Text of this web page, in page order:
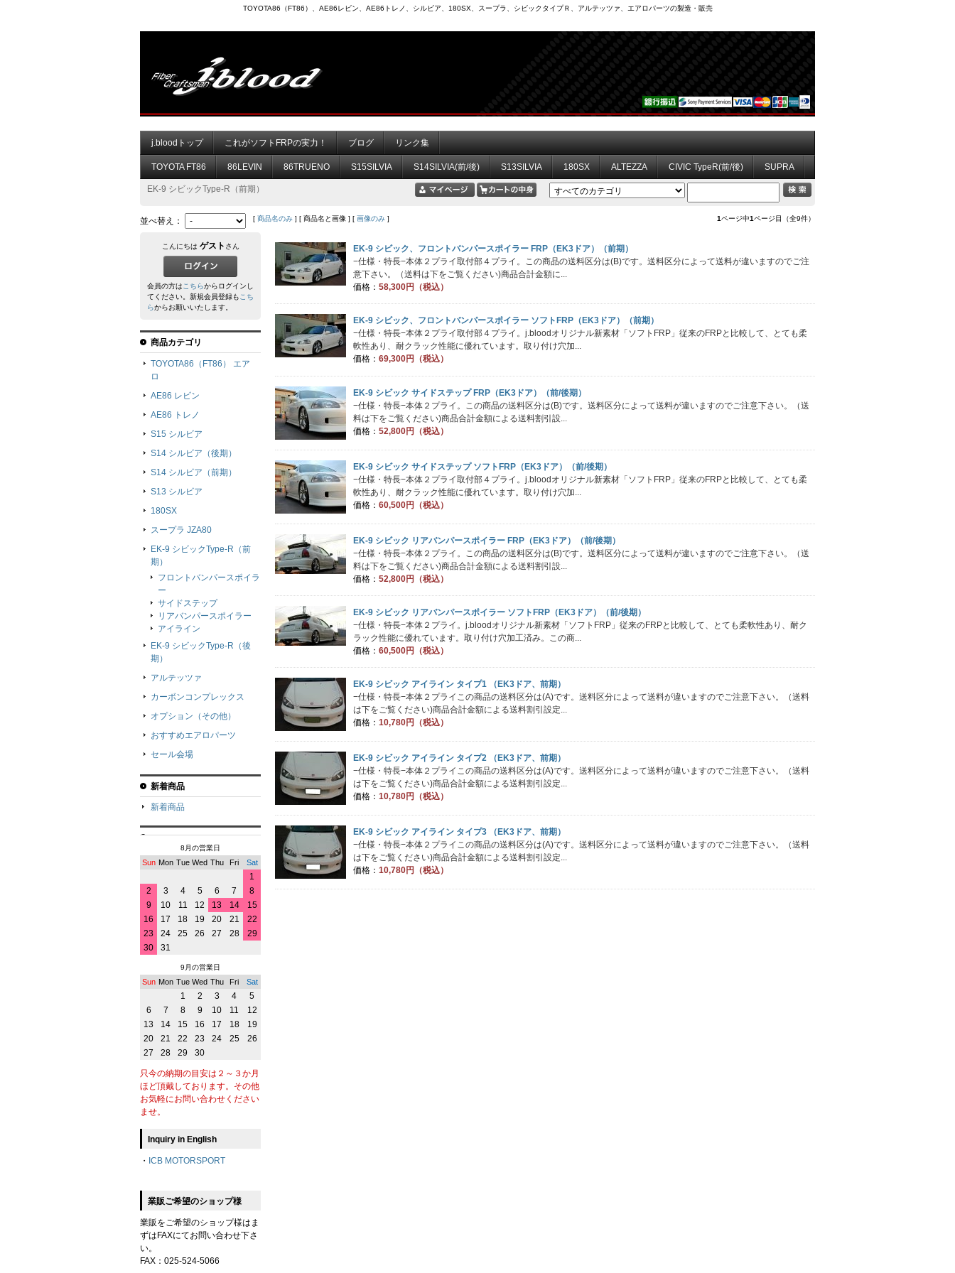
TOYOTA86（FT86）、AE86レビン、AE86トレノ、シルビア、180SX、スープラ、シビックタイプＲ、アルテッツァ、エアロパーツの製造・販売
j.bloodトップ これがソフトFRPの実力！ ブログ リンク集
TOYOTA FT86 86LEVIN 86TRUENO S15SILVIA S14SILVIA(前/後) S13SILVIA 180SX ALTEZZA CIVIC TypeR(前/後) SUPRA
EK-9 シビックType-R（前期）
並べ替え： [ 商品名のみ ] [ 商品名と画像 ] [ 画像のみ ] 1ページ中1ページ目（全9件）
EK-9 シビック、フロントバンパースポイラー FRP（EK3ドア）（前期）
−仕様・特長−本体２プライ取付部４プライ。この商品の送料区分は(B)です。送料区分によって送料が違いますのでご注
意下さい。（送料は下をご覧ください)商品合計金額に...
価格： 58,300円（税込）
EK-9 シビック、フロントバンパースポイラー ソフトFRP（EK3ドア）（前期）
−仕様・特長−本体２プライ取付部４プライ。j.bloodオリジナル新素材「ソフトFRP」従来のFRPと比較して、とても柔
軟性あり、耐クラック性能に優れています。取り付け穴加...
価格： 69,300円（税込）
EK-9 シビック サイドステップ FRP（EK3ドア）（前/後期）
−仕様・特長−本体２プライ。この商品の送料区分は(B)です。送料区分によって送料が違いますのでご注意下さい。（送
料は下をご覧ください)商品合計金額による送料割引設...
価格： 52,800円（税込）
EK-9 シビック サイドステップ ソフトFRP（EK3ドア）（前/後期）
−仕様・特長−本体２プライ取付部４プライ。j.bloodオリジナル新素材「ソフトFRP」従来のFRPと比較して、とても柔
軟性あり、耐クラック性能に優れています。取り付け穴加...
価格： 60,500円（税込）
EK-9 シビック リアバンパースポイラー FRP（EK3ドア）（前/後期）
−仕様・特長−本体２プライ。この商品の送料区分は(B)です。送料区分によって送料が違いますのでご注意下さい。（送
料は下をご覧ください)商品合計金額による送料割引設...
価格： 52,800円（税込）
EK-9 シビック リアバンパースポイラー ソフトFRP（EK3ドア）（前/後期）
−仕様・特長−本体２プライ。j.bloodオリジナル新素材「ソフトFRP」従来のFRPと比較して、とても柔軟性あり、耐ク
ラック性能に優れています。取り付け穴加工済み。この商...
価格： 60,500円（税込）
EK-9 シビック アイライン タイプ1 （EK3ドア、前期）
−仕様・特長−本体２プライこの商品の送料区分は(A)です。送料区分によって送料が違いますのでご注意下さい。（送料
は下をご覧ください)商品合計金額による送料割引設定...
価格： 10,780円（税込）
EK-9 シビック アイライン タイプ2 （EK3ドア、前期）
−仕様・特長−本体２プライこの商品の送料区分は(A)です。送料区分によって送料が違いますのでご注意下さい。（送料
は下をご覧ください)商品合計金額による送料割引設定...
価格： 10,780円（税込）
EK-9 シビック アイライン タイプ3 （EK3ドア、前期）
−仕様・特長−本体２プライこの商品の送料区分は(A)です。送料区分によって送料が違いますのでご注意下さい。（送料
は下をご覧ください)商品合計金額による送料割引設定...
価格： 10,780円（税込）
こんにちは ゲスト さん
会員の方はこちらからログインし
てください。新規会員登録もこち
らからお願いいたします。
商品カテゴリ
TOYOTA86（FT86） エア
ロ
AE86 レビン
AE86 トレノ
S15 シルビア
S14 シルビア（後期）
S14 シルビア（前期）
S13 シルビア
180SX
スープラ JZA80
EK-9 シビックType-R（前
期）
フロントバンパースポイラ
ー
サイドステップ
リアバンパースポイラー
アイライン
EK-9 シビックType-R（後
期）
アルテッツァ
カーボンコンプレックス
オプション（その他）
おすすめエアロパーツ
セール会場
新着商品
新着商品
8月の営業日
Sun Mon Tue Wed Thu Fri Sat
1
2
3 4 5 6 7
8
9
10 11 12 13 14
15
16
17 18 19 20 21
22
23
24 25 26 27 28
29
30
31
9月の営業日
Sun Mon Tue Wed Thu Fri Sat
1 2 3 4
5
6
7 8 9 10 11
12
13
14 15 16 17 18
19
20
21 22 23 24 25
26
27
28 29 30
只今の納期の目安は２～３か月
ほど頂戴しております。その他
お気軽にお問い合わせください
ませ。
Inquiry in English
・ ICB MOTORSPORT
業販ご希望のショップ様
業販をご希望のショップ様はま
ずはFAXにてお問い合わせ下さ
い。
FAX：025-524-5066